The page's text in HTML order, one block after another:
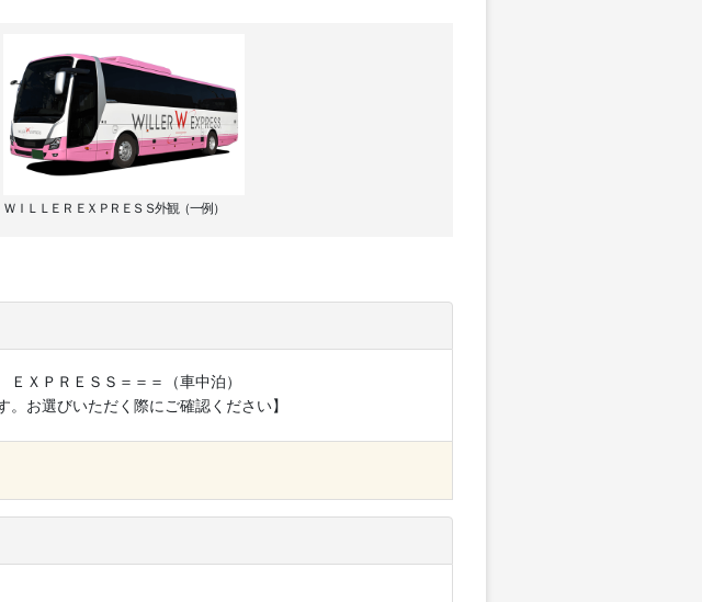
ＷＩＬＬＥＲ ＥＸＰＲＥＳＳ外観（一例）
ＸＰＲＥＳＳ＝＝＝（車中泊）
。お選びいただく際にご確認ください】